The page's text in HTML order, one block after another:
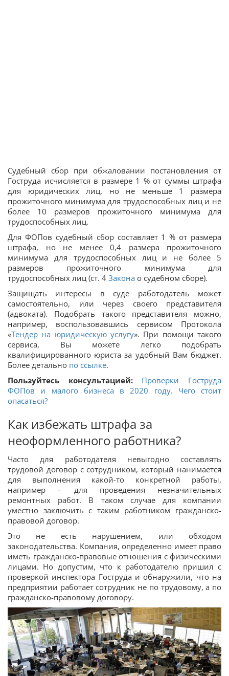
Судебный сбор при обжаловании постановления от
Гоструда исчисляется в размере 1 % от суммы штрафа
для юридических лиц, но не меньше 1 размера
прожиточного минимума для трудоспособных лиц и не
более 10 размеров прожиточного минимума для
трудоспособных лиц.
Для ФОПов судебный сбор составляет 1 % от размера
штрафа, но не менее 0,4 размера прожиточного
минимума для трудоспособных лиц и не более 5
размеров прожиточного минимума для
трудоспособных лиц (ст. 4 Закона о судебном сборе).
Защищать интересы в суде работодатель может
самостоятельно, или через своего представителя
(адвоката). Подобрать такого представителя можно,
например, воспользовавшись сервисом Протокола
«Тендер на юридическую услугу». При помощи такого
сервиса, Вы можете легко подобрать
квалифицированного юриста за удобный Вам бюджет.
Более детально по ссылке.
Пользуйтесь консультацией: Проверки Гоструда
ФОПов и малого бизнеса в 2020 году. Чего стоит
опасаться?
Как избежать штрафа за
неоформленного работника?
Часто для работодателя невыгодно составлять
трудовой договор с сотрудником, который нанимается
для выполнения какой-то конкретной работы,
например – для проведения незначительных
ремонтных работ. В таком случае для компании
уместно заключить с таким работником гражданско-
правовой договор.
Это не есть нарушением, или обходом
законодательства. Компания, определенно имеет право
иметь гражданско-правовые отношения с физическими
лицами. Но допустим, что к работодателю пришил с
проверкой инспектора Гоструда и обнаружили, что на
предприятии работает сотрудник не по трудовому, а по
гражданско-правовому договору.